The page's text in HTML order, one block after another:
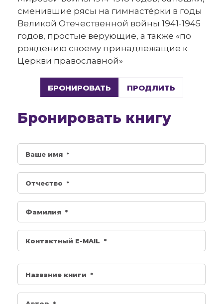
сменившие рясы на гимнастёрки в годы
Великой Отечественной войны 1941-1945
годов, простые верующие, а также «по
рождению своему принадлежащие к
Церкви православной»
БРОНИРОВАТЬ ПРОДЛИТЬ
Бронировать книгу